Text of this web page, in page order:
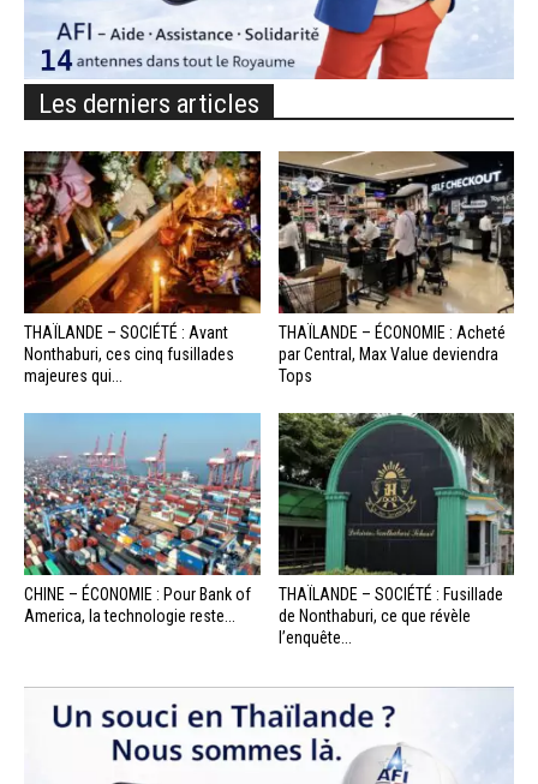
Les derniers articles
THAÏLANDE – SOCIÉTÉ : Avant
Nonthaburi, ces cinq fusillades
majeures qui...
THAÏLANDE – ÉCONOMIE : Acheté
par Central, Max Value deviendra
Tops
CHINE – ÉCONOMIE : Pour Bank of
America, la technologie reste...
THAÏLANDE – SOCIÉTÉ : Fusillade
de Nonthaburi, ce que révèle
l’enquête...